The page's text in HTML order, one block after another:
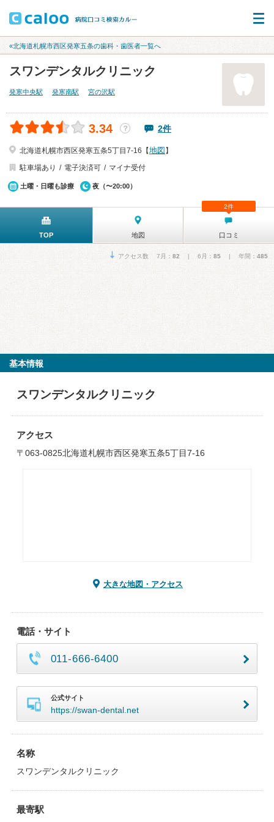
«北海道札幌市西区発寒五条の歯科・歯医者一覧へ
スワンデンタルクリニック
発寒中央駅 発寒南駅 宮の沢駅
3.34 ？ 2件
北海道札幌市西区発寒五条5丁目7-16【地図 】
駐車場あり
電子決済可 マイナ受付
土曜・日曜も診療 夜（〜20:00）
TOP 地図 口コミ
2件
アクセス数 7月： 82 | 6月： 85 | 年間： 485
基本情報
スワンデンタルクリニック
アクセス
〒063-0825北海道札幌市西区発寒五条5丁目7-16
大きな地図・アクセス
電話・サイト
011-666-6400
公式サイト
https://swan-dental.net
名称
スワンデンタルクリニック
最寄駅